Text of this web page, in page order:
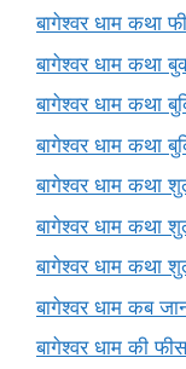
बागेश्वर धाम कथा
बागेश्वर धाम कथा
बागेश्वर धाम कथा
बागेश्वर धाम कथा
बागेश्वर धाम कथा
बागेश्वर धाम कथा
बागेश्वर धाम कथा
बागेश्वर धाम कब
बागेश्वर धाम की फीस